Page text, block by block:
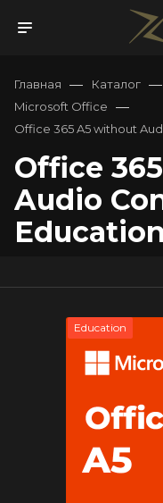
Главная — Каталог —
Microsoft Office —
Office 365 A5 without
Office
Audio
Education